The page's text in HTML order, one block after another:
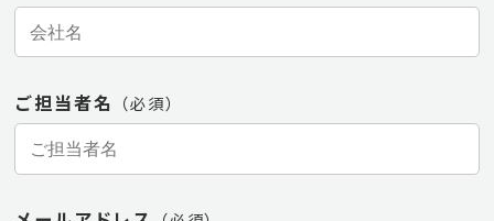
ご担当者名 （必須）